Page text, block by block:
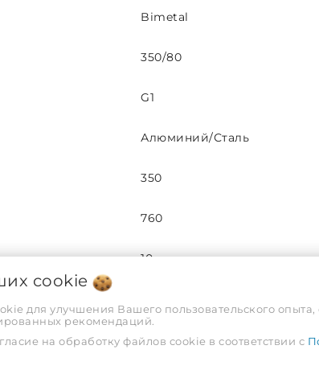
Bimetal
350/80
G1
Алюминий/Сталь
350
760
10
410
cookie
для улучшения Вашего пользовательского опыта,
рекомендаций.
на обработку файлов cookie в соответствии с